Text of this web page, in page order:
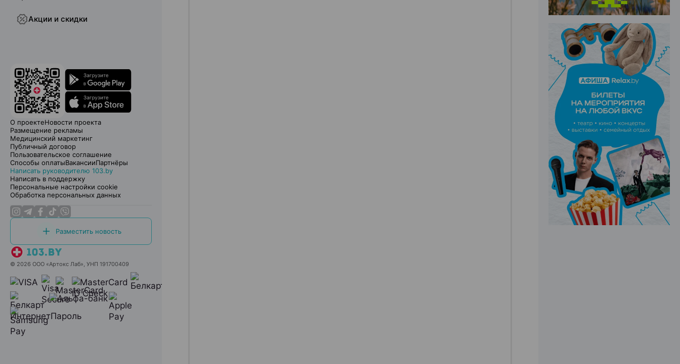
Акции и скидки
О проектеНовости проекта
Размещение рекламы
Медицинский маркетинг
Публичный договор
Пользовательское соглашение
Способы оплатыВакансииПартнёры
Написать руководителю 103.by
Написать в поддержку
Персональные настройки cookie
Обработка персональных данных
Разместить новость
© 2026 ООО «Артокс Лаб», УНП 191700409
ЭФФЕКТИВНАЯ РЕКЛАМА НА САЙТЕ